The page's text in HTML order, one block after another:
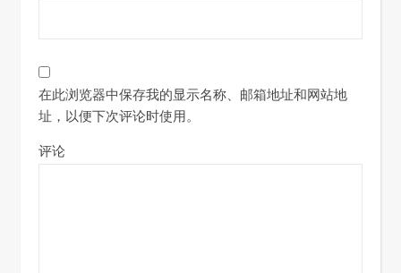
在此浏览器中保存我的显示名称、邮箱地址和网站地
址，以便下次评论时使用。
评论